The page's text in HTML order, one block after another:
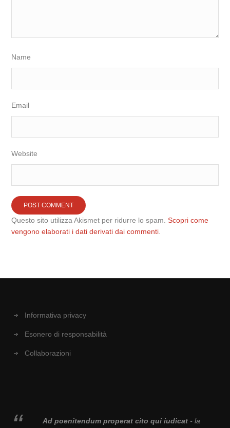
Name
Email
Website
Questo sito utilizza Akismet per ridurre lo spam.Scopri come
vengono elaborati i dati derivati dai commenti
Informativa privacy
Esonero di responsabilità
Collaborazioni
Ad poenitendum properat cito qui iudicat- la